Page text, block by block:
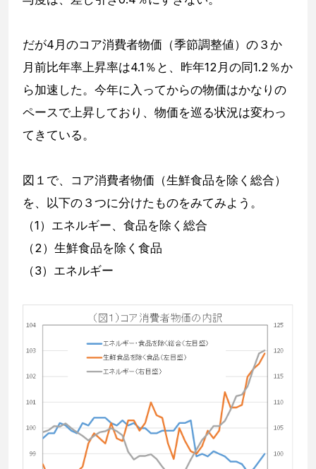
だが4月のコア消費者物価（季節調整値）の３か
月前比年率上昇率は4.1％と、昨年12月の同1.2％か
ら加速した。今年に入ってからの物価はかなりの
ペースで上昇しており、物価を巡る状況は変わっ
てきている。
図１で、コア消費者物価（生鮮食品を除く総合）
を、以下の３つに分けたものをみてみよう。
（1）エネルギー、食品を除く総合
（2）生鮮食品を除く食品
（3）エネルギー